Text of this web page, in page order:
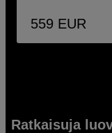
559 EUR
Ratkaisuja